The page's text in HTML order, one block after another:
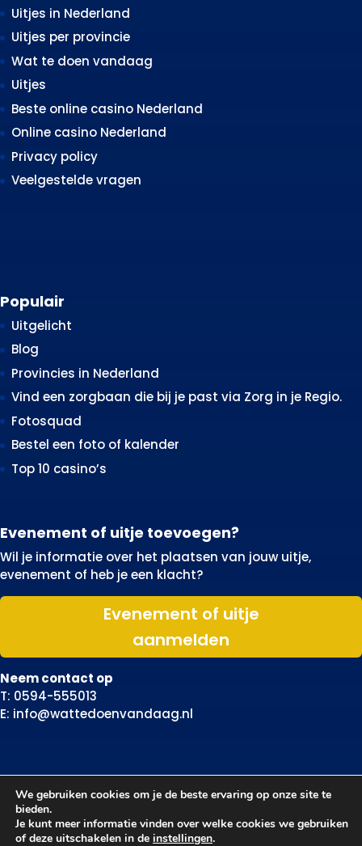
Uitjes in Nederland
Uitjes per provincie
Wat te doen vandaag
Uitjes
Beste online casino Nederland
Online casino Nederland
Privacy policy
Veelgestelde vragen
Populair
Uitgelicht
Blog
Provincies in Nederland
Vind een zorgbaan die bij je past via Zorg in je Regio.
Fotosquad
Bestel een foto of kalender
Top 10 casino’s
Evenement of uitje toevoegen?
Wil je informatie over het plaatsen van jouw uitje,
evenement of heb je een klacht?
Evenement of uitje
aanmelden
Neem contact op
T: 0594-555013
E: info@wattedoenvandaag.nl
We gebruiken cookies om je de beste ervaring op onze site te
bieden.
Je kunt meer informatie vinden over welke cookies we gebruiken
of deze uitschakelen in de instellingen.